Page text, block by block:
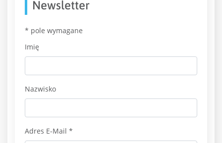
Newsletter
* pole wymagane
Imię
Nazwisko
Adres E-Mail *